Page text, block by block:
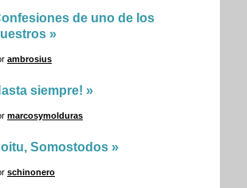
de uno de los
»
ambrosius
siempre! »
marcosymolduras
Somostodos »
schinonero